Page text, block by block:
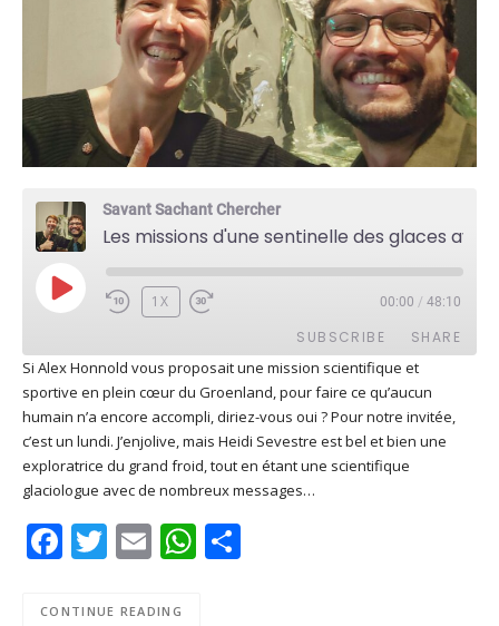
Savant Sachant Chercher
PLAY
EPISODE
1X 00:00 / 48:10
SUBSCRIBE SHARE
Apple Podcasts Deezer
Google Play PocketCasts
Podcast Addict RSS
Spotify
RSS FEED
SHARE
LINK
EMBED
Si Alex Honnold vous proposait une mission scientifique et
sportive en plein cœur du Groenland, pour faire ce qu’aucun
humain n’a encore accompli, diriez-vous oui ? Pour notre invitée,
c’est un lundi. J’enjolive, mais Heidi Sevestre est bel et bien une
exploratrice du grand froid, tout en étant une scientifique
glaciologue avec de nombreux messages…
Facebook
Twitter
EmailWhatsApp
CONTINUE READING